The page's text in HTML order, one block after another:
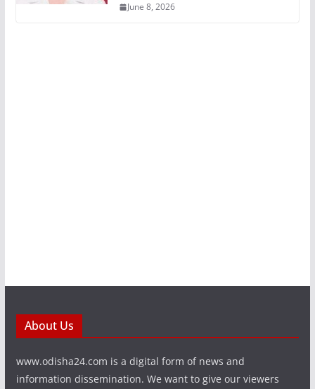
June 8, 2026
About Us
www.odisha24.com is a digital form of news and
information dissemination. We want to give our viewers